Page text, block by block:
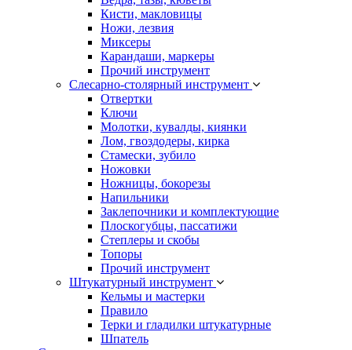
Кисти, макловицы
Ножи, лезвия
Миксеры
Карандаши, маркеры
Прочий инструмент
Слесарно-столярный инструмент
Отвертки
Ключи
Молотки, кувалды, киянки
Лом, гвоздодеры, кирка
Стамески, зубило
Ножовки
Ножницы, бокорезы
Напильники
Заклепочники и комплектующие
Плоскогубцы, пассатижи
Степлеры и скобы
Топоры
Прочий инструмент
Штукатурный инструмент
Кельмы и мастерки
Правило
Терки и гладилки штукатурные
Шпатель